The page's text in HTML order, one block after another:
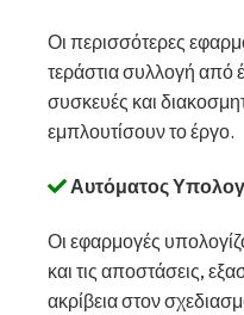
Οι περισσότερες
τεράστια συλλογή
συσκευές και
εμπλουτίσουν το έργο.
Αυτόματος
Οι εφαρμογές
και τις αποστάσεις,
ακρίβεια στον